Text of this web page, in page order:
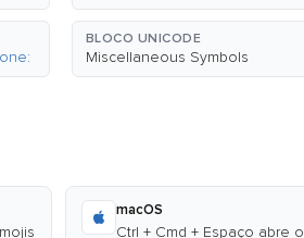
BLOCO UNICODE
Miscellaneous Symbols
macOS
Ctrl + Cmd + Espaço abre o